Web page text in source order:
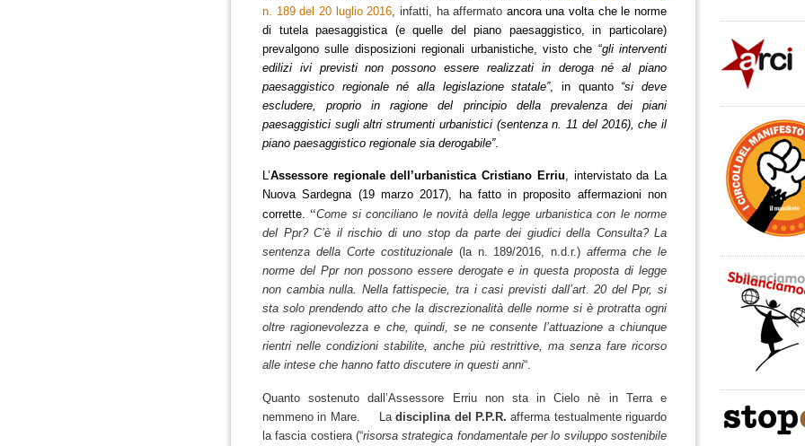
n. 189 del 20 luglio 2016 , infatti, ha affermato ancora una volta che le norme
di tutela paesaggistica (e quelle del piano paesaggistico, in particolare)
prevalgono sulle disposizioni regionali urbanistiche, visto che “gli interventi
edilizi ivi previsti non possono essere realizzati in deroga né al piano
paesaggistico regionale né alla legislazione statale”, in quanto “si deve
escludere, proprio in ragione del principio della prevalenza dei piani
paesaggistici sugli altri strumenti urbanistici (sentenza n. 11 del 2016), che il
piano paesaggistico regionale sia derogabile”.
L’Assessore regionale dell’urbanistica Cristiano Erriu, intervistato da La
Nuova Sardegna (19 marzo 2017), ha fatto in proposito affermazioni non
corrette.“Come si conciliano le novità della legge urbanistica con le norme
del Ppr? C’è il rischio di uno stop da parte dei giudici della Consulta? La
sentenza della Corte costituzionale (la n. 189/2016, n.d.r.) afferma che le
norme del Ppr non possono essere derogate e in questa proposta di legge
non cambia nulla. Nella fattispecie, tra i casi previsti dall’art. 20 del Ppr, si
sta solo prendendo atto che la discrezionalità delle norme si è protratta ogni
oltre ragionevolezza e che, quindi, se ne consente l’attuazione a chiunque
rientri nelle condizioni stabilite, anche più restrittive, ma senza fare ricorso
alle intese che hanno fatto discutere in questi anni“.
Quanto sostenuto dall’Assessore Erriu non sta in Cielo nè in Terra e
nemmeno in Mare. Ladisciplina del P.P.R. afferma testualmente riguardo
la fascia costiera (“risorsa strategica fondamentale per lo sviluppo sostenibile